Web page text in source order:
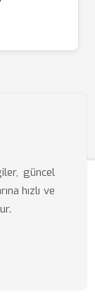
güncel
hızlı ve